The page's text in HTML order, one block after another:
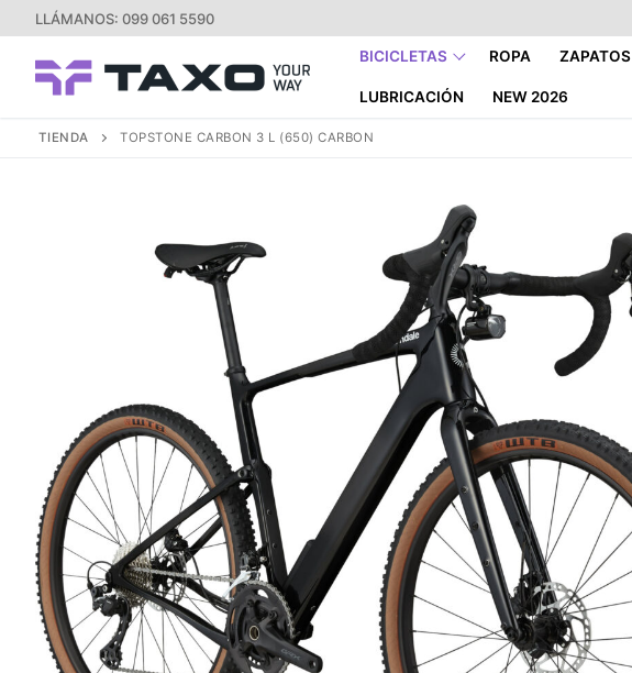
al
contenido
LLÁMANOS: 099 061 5590
BICICLETAS ROPA ZAPATOS
LUBRICACIÓN NEW 2026
TIENDA TOPSTONE CARBON 3 L (650) CARBON